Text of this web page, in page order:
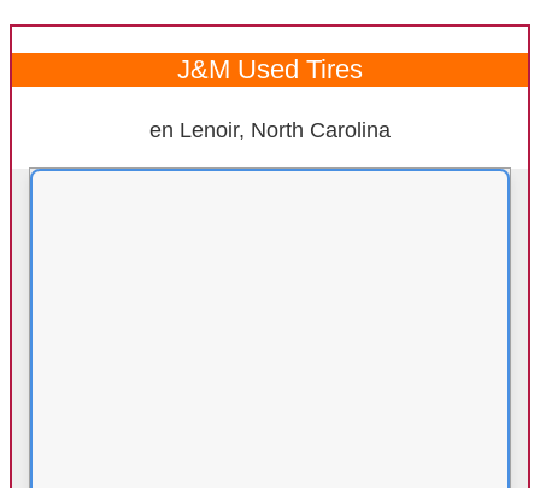
J&M Used Tires
en Lenoir, North Carolina